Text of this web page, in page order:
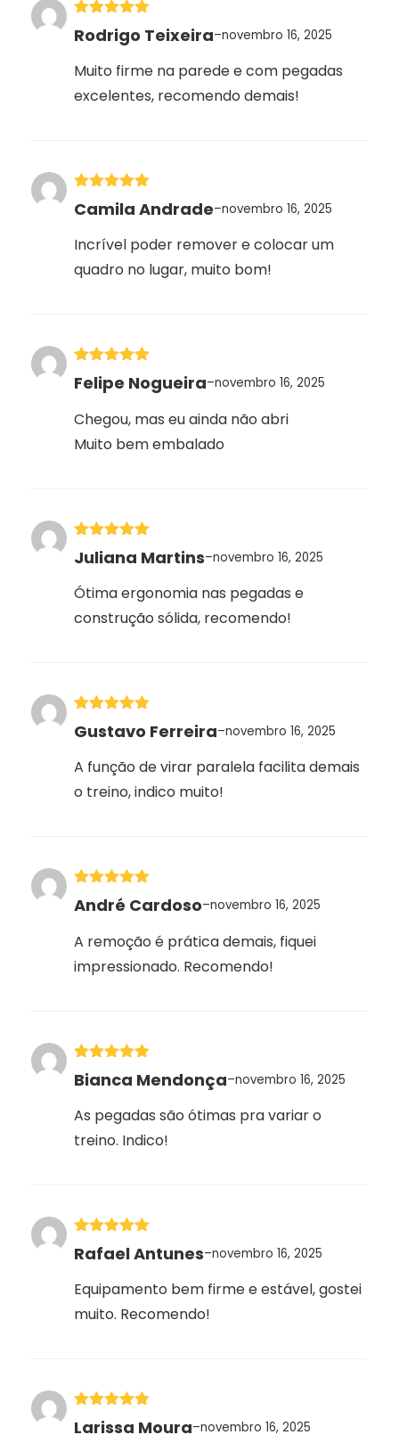
Avaliação
de 5
Rodrigo Teixeira–novembro 16, 2025
Muito firme na parede e com pegadas
excelentes, recomendo demais!
Avaliação
de 5
Camila Andrade–novembro 16, 2025
Incrível poder remover e colocar um
quadro no lugar, muito bom!
Avaliação5
de 5
Felipe Nogueira–novembro 16, 2025
Chegou, mas eu ainda não abri
Muito bem embalado
Avaliação
de 5
Juliana Martins–novembro 16, 2025
Ótima ergonomia nas pegadas e
construção sólida, recomendo!
de 5
Gustavo Ferreira–novembro 16, 2025
A função de virar paralela facilita demais
o treino, indico muito!
Avaliação5
de 5
André Cardoso–novembro 16, 2025
A remoção é prática demais, fiquei
impressionado. Recomendo!
Avaliação
de 5
Bianca Mendonça–novembro 16, 2025
As pegadas são ótimas pra variar o
treino. Indico!
Avaliação
de 5
Rafael Antunes–novembro 16, 2025
Equipamento bem firme e estável, gostei
muito. Recomendo!
Avaliação
de 5
Larissa Moura–novembro 16, 2025